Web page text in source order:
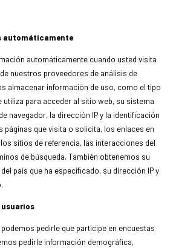
automáticamente
automáticamente cuando usted visita
nuestros proveedores de análisis de
almacenar información de uso, como el tipo
utiliza para acceder al sitio web, su sistema
navegador, la dirección IP y la identificación
páginas que visita o solicita, los enlaces en
sitios de referencia, las interacciones del
de búsqueda. También obtenemos su
país que ha especificado, su dirección IP y
usuarios
podemos pedirle que participe en encuestas
pedirle información demográfica,